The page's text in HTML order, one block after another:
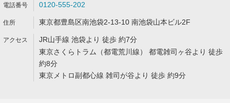
0120-555-202
東京都豊島区南池袋2-13-10 南池袋山本ビル2F
JR山手線 池袋より 徒歩 約7分
東京さくらトラム（都電荒川線） 都電雑司ヶ谷より 徒歩
約8分
東京メトロ副都心線 雑司が谷より 徒歩 約9分